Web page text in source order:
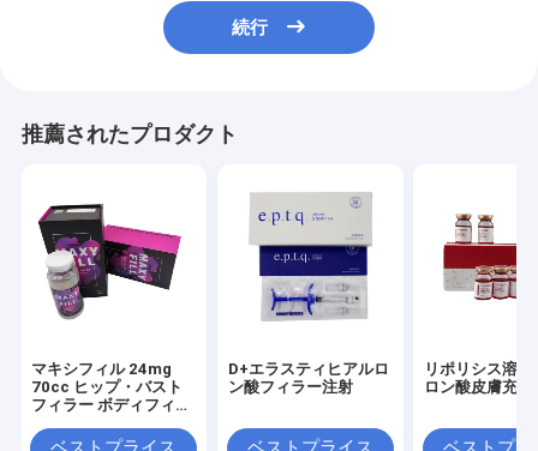
続行
推薦されたプロダクト
マキシフィル 24mg
70cc ヒップ・バスト
フィラー ボディフィラ
D+エラスティヒアルロ
ン酸フィラー注射
リポリシス溶液
ロン酸皮膚充填